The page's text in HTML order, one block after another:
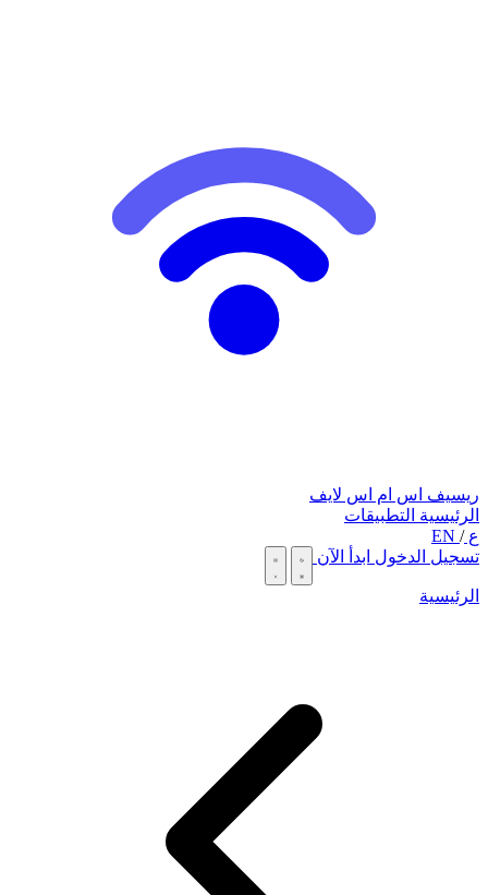
ريسيف اس ام اس لايف
الرئيسية التطبيقات
ع/
تسجيل الدخول ابدأ الآن
الرئيسية